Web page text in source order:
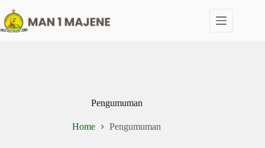
to
content
Pengumuman
Home Pengumuman